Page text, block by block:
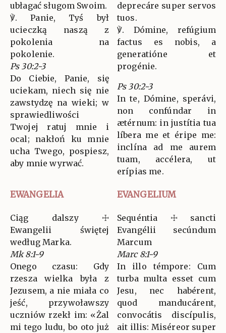
ubłagać sługom Swoim.
℣. Panie, Tyś był
ucieczką naszą z
pokolenia na
pokolenie.
Ps 30:2-3
Do Ciebie, Panie, się
uciekam, niech się nie
zawstydzę na wieki; w
sprawiedliwości
Twojej ratuj mnie i
ocal; nakłoń ku mnie
ucha Twego, pospiesz,
aby mnie wyrwać.
deprecáre super servos
tuos.
℣. Dómine, refúgium
factus es nobis, a
generatióne et
progénie.
Ps 30:2-3
In te, Dómine, sperávi,
non confúndar in
ætérnum: in justítia tua
líbera me et éripe me:
inclína ad me aurem
tuam, accélera, ut
erípias me.
EWANGELIA EVANGELIUM
Ciąg dalszy ☩
Ewangelii świętej
według Marka.
Mk 8:1-9
Onego czasu: Gdy
rzesza wielka była z
Jezusem, a nie miała co
jeść, przywoławszy
uczniów rzekł im: «Żal
mi tego ludu, bo oto już
Sequéntia ☩ sancti
Evangélii secúndum
Marcum
Marc 8:1-9
In illo témpore: Cum
turba multa esset cum
Jesu, nec habérent,
quod manducárent,
convocátis discípulis,
ait illis: Miséreor super